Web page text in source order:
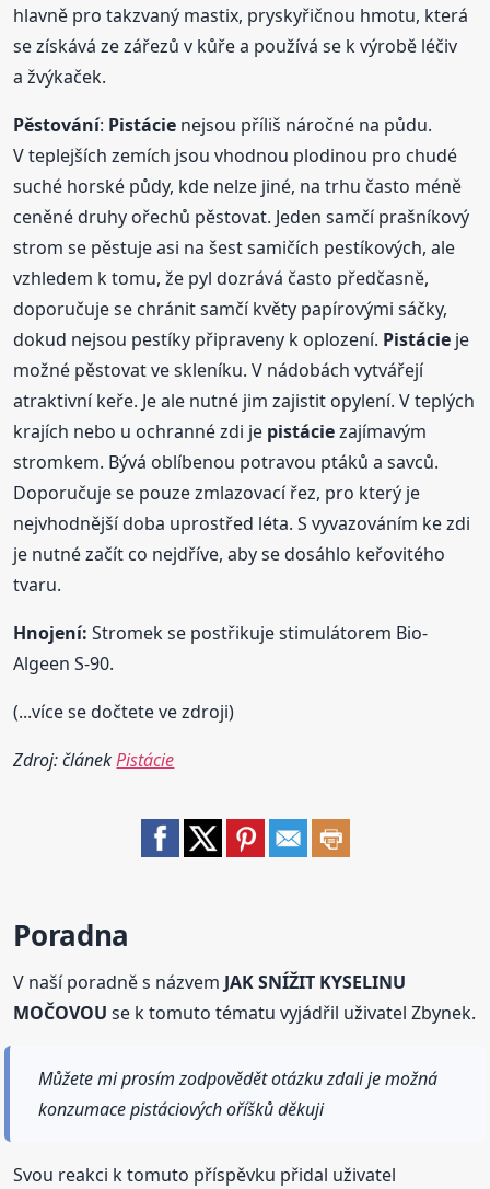
hlavně pro takzvaný mastix, pryskyřičnou hmotu, která
se získává ze zářezů v kůře a používá se k výrobě léčiv
a žvýkaček.
Pěstování: Pistácie nejsou příliš náročné na půdu.
V teplejších zemích jsou vhodnou plodinou pro chudé
suché horské půdy, kde nelze jiné, na trhu často méně
ceněné druhy ořechů pěstovat. Jeden samčí prašníkový
strom se pěstuje asi na šest samičích pestíkových, ale
vzhledem k tomu, že pyl dozrává často předčasně,
doporučuje se chránit samčí květy papírovými sáčky,
dokud nejsou pestíky připraveny k oplození. Pistácie je
možné pěstovat ve skleníku. V nádobách vytvářejí
atraktivní keře. Je ale nutné jim zajistit opylení. V teplých
krajích nebo u ochranné zdi je pistáciezajímavým
stromkem. Bývá oblíbenou potravou ptáků a savců.
Doporučuje se pouze zmlazovací řez, pro který je
nejvhodnější doba uprostřed léta. S vyvazováním ke zdi
je nutné začít co nejdříve, aby se dosáhlo keřovitého
tvaru.
Hnojení: Stromek se postřikuje stimulátorem Bio-
Algeen S-90.
(...více se dočtete ve zdroji)
Zdroj: článekPistácie
Poradna
V naší poradně s názvem JAK SNÍŽIT KYSELINU
MOČOVOU se k tomuto tématu vyjádřil uživatel Zbynek.
Můžete mi prosím zodpovědět otázku zdali je možná
konzumace pistáciových oříšků děkuji
Svou reakci k tomuto příspěvku přidal uživatel